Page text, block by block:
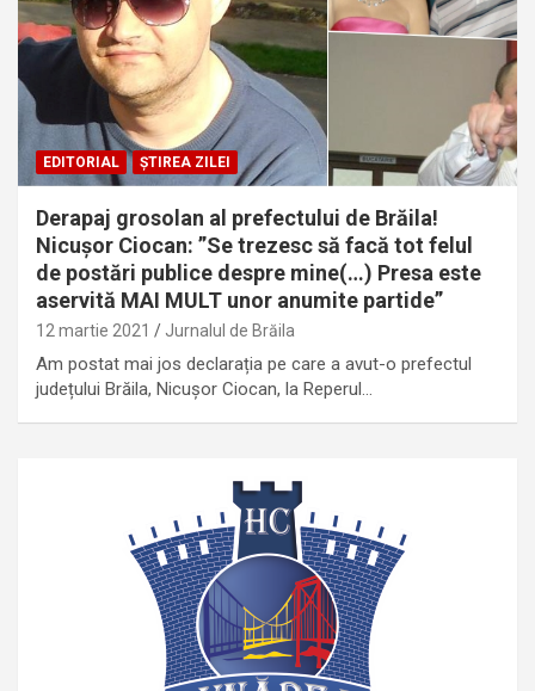
EDITORIAL ȘTIREA ZILEI
Derapaj grosolan al prefectului de Brăila!
Nicușor Ciocan: ”Se trezesc să facă tot felul
de postări publice despre mine(…) Presa este
aservită MAI MULT unor anumite partide”
12 martie 2021 Jurnalul de Brăila
Am postat mai jos declarația pe care a avut-o prefectul
județului Brăila, Nicușor Ciocan, la Reperul…